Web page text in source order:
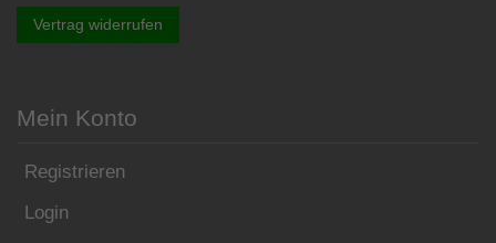
Vertrag widerrufen
Mein Konto
Registrieren
Login